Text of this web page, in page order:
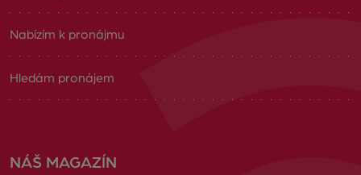
Nabízím k pronájmu
Hledám pronájem
NÁŠ MAGAZÍN